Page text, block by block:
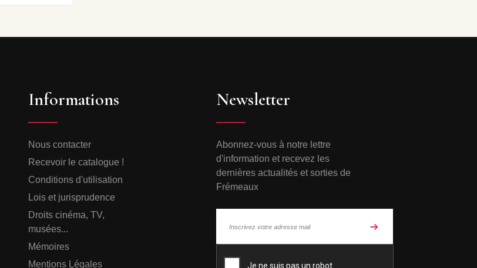
Informations
Nous contacter
Recevoir le catalogue !
Conditions d'utilisation
Lois et jurisprudence
Droits cinéma, TV,
musées...
Mémoires
Mentions Légales
Newsletter
Abonnez-vous à notre lettre
d'information et recevez les
dernières actualités et sorties de
Frémeaux